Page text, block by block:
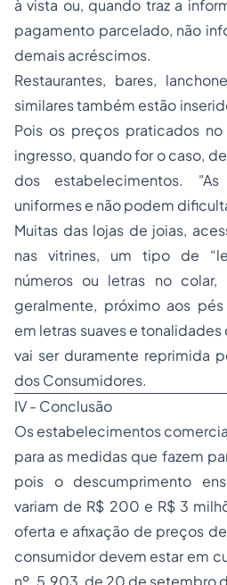
à vista ou, quando traz a
pagamento parcelado, não
demais acréscimos.
Restaurantes, bares,
similares também estão
Pois os preços praticados
ingresso, quando for o caso,
dos estabelecimentos.
uniformes e não podem
Muitas das lojas de joias,
nas vitrines, um tipo de
números ou letras no
geralmente, próximo aos
em letras suaves e
vai ser duramente reprimida
dos Consumidores.
IV - Conclusão
Os estabelecimentos
para as medidas que fazem
pois o descumprimento
variam de R$ 200 e R$ 3
oferta e afixação de preços
consumidor devem estar em
nº. 5.903, de 20 de setembro